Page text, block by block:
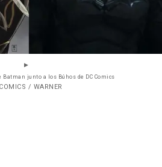
Batman junto a los Búhos de DC Comics
/ WARNER